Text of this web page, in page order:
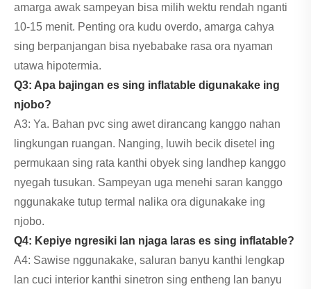
amarga awak sampeyan bisa milih wektu rendah nganti
10-15 menit. Penting ora kudu overdo, amarga cahya
sing berpanjangan bisa nyebabake rasa ora nyaman
utawa hipotermia.
Q3: Apa bajingan es sing inflatable digunakake ing
njobo?
A3: Ya. Bahan pvc sing awet dirancang kanggo nahan
lingkungan ruangan. Nanging, luwih becik disetel ing
permukaan sing rata kanthi obyek sing landhep kanggo
nyegah tusukan. Sampeyan uga menehi saran kanggo
nggunakake tutup termal nalika ora digunakake ing
njobo.
Q4: Kepiye ngresiki lan njaga laras es sing inflatable?
A4: Sawise nggunakake, saluran banyu kanthi lengkap
lan cuci interior kanthi sinetron sing entheng lan banyu